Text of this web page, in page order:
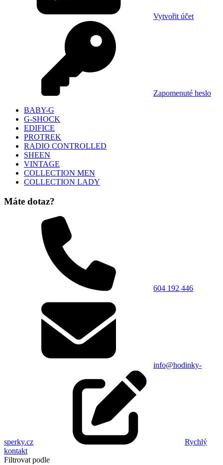
Vytvořit účet
Zapomenuté heslo
BABY-G
G-SHOCK
EDIFICE
PROTREK
RADIO CONTROLLED
SHEEN
VINTAGE
COLLECTION MEN
COLLECTION LADY
Máte dotaz?
604 192 446
info@hodinky-
sperky.cz
Rychlý
kontakt
Filtrovat podle